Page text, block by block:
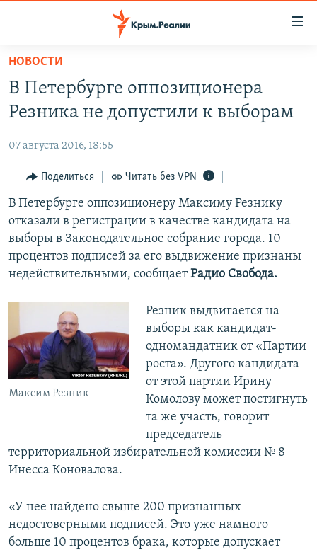
Вернуться
основному
содержанию
навигации
Вернутся
поиску
СПЕЦПРОЕКТЫ
КАРТА ВОЕННЫХ ОБЪЕКТОВ КРЫМА
11 ЛЕТ ОККУПАЦИИ КРЫМА. 11 ИСТОРИЙ СОПРОТИВЛЕНИЯ
ИСТОРИЯ
ЕЩЕ
ИНТЕРАКТИВ
ИНФОГРАФИКА
ТЕЛЕПРОЕКТ КРЫМ.РЕАЛИИ
СОВЕТЫ ПРАВОЗАЩИТНИКОВ
ПРОПАВШИЕ БЕЗ ВЕСТИ
ПОБЕДИТЕЛЕЙ НЕ СУДЯТ?
КРЫМ.НЕПОКОРЕННЫЙ
ELIFBE
РАДІО СВОБОДА
КАК ОБОЙТИ БЛОКИРОВКУ
Українською
ПРИСОЕДИНЯЙТЕСЬ!
НОВОСТИ
В Петербурге оппозиционера
Резника не допустили к выборам
07 августа 2016, 18:55
Поделиться Читать без VPN
В Петербурге оппозиционеру Максиму Резнику
отказали в регистрации в качестве кандидата на
выборы в Законодательное собрание города. 10
процентов подписей за его выдвижение признаны
недействительными, сообщаетРадио Свобода.
Максим Резник
Резник выдвигается на
выборы как кандидат-
одномандатник от «Партии
роста». Другого кандидата
от этой партии Ирину
Комолову может постигнуть
та же участь, говорит
председатель
территориальной избирательной комиссии № 8
Инесса Коновалова.
«У нее найдено свыше 200 признанных
недостоверными подписей. Это уже намного
больше 10 процентов брака, которые допускает